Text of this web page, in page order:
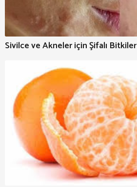
Sivilce ve Akneler için Şifalı Bitkiler